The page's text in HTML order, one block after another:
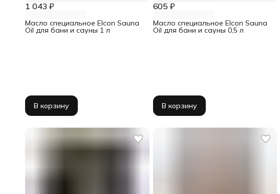
1 043 ₽
Масло специальное Elcon Sauna
Oil для бани и сауны 1 л
В корзину
605 ₽
Масло специальное Elcon Sauna
Oil для бани и сауны 0,5 л
В корзину